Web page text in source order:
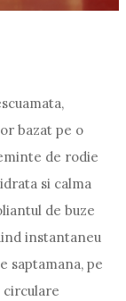
bazat pe o
de rodie
si calma
de buze
instantaneu
saptamana, pe
circulare